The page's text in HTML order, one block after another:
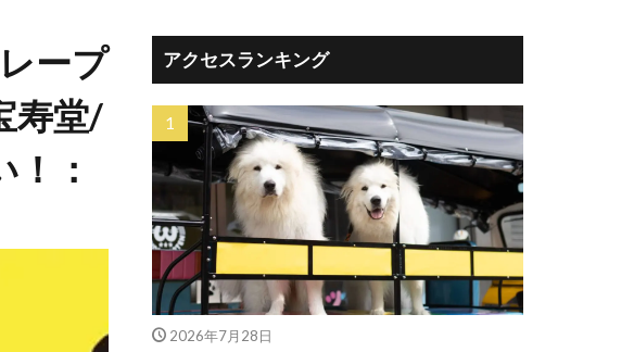
ープ
寿堂/
：
アクセスランキング
2026年7月28日